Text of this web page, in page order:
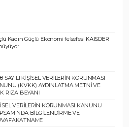
Kadın Güçlü Ekonomi felsefesi KAISDER
SAYILI KİŞİSEL VERİLERİN KORUNMASI
(KVKK) AYDINLATMA METNİ VE
RIZA BEYANI
VERİLERİN KORUNMASI KANUNU
BİLGİLENDİRME VE